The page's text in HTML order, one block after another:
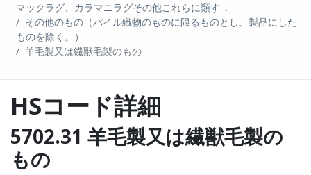
マックラグ、カラマニラグその他これらに類す…
その他のもの（パイル織物のものに限るものとし、製品にした
ものを除く。）
羊毛製又は繊獣毛製のもの
HSコード詳細
5702.31 羊毛製又は繊獣毛製の
もの
通関士NEWS
HSコード